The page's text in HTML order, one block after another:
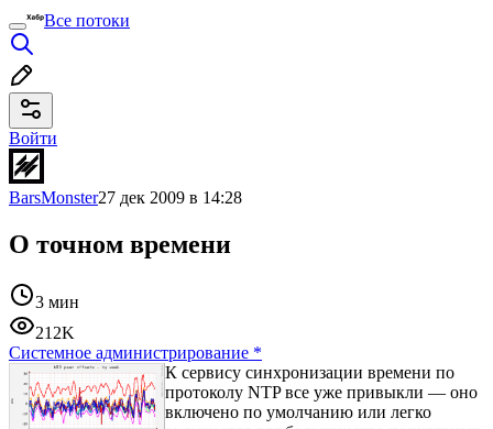
Все потоки
Войти
BarsMonster27 дек 2009 в 14:28
О точном времени
3 мин
212K
Системное администрирование *
К сервису синхронизации времени по
протоколу NTP все уже привыкли — оно
включено по умолчанию или легко